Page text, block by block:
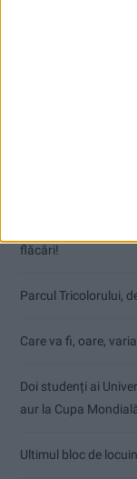
flăcări!
Parcul Tricolorului,
Care va fi, oare,
Doi studenți ai
aur la Cupa
Ultimul bloc de